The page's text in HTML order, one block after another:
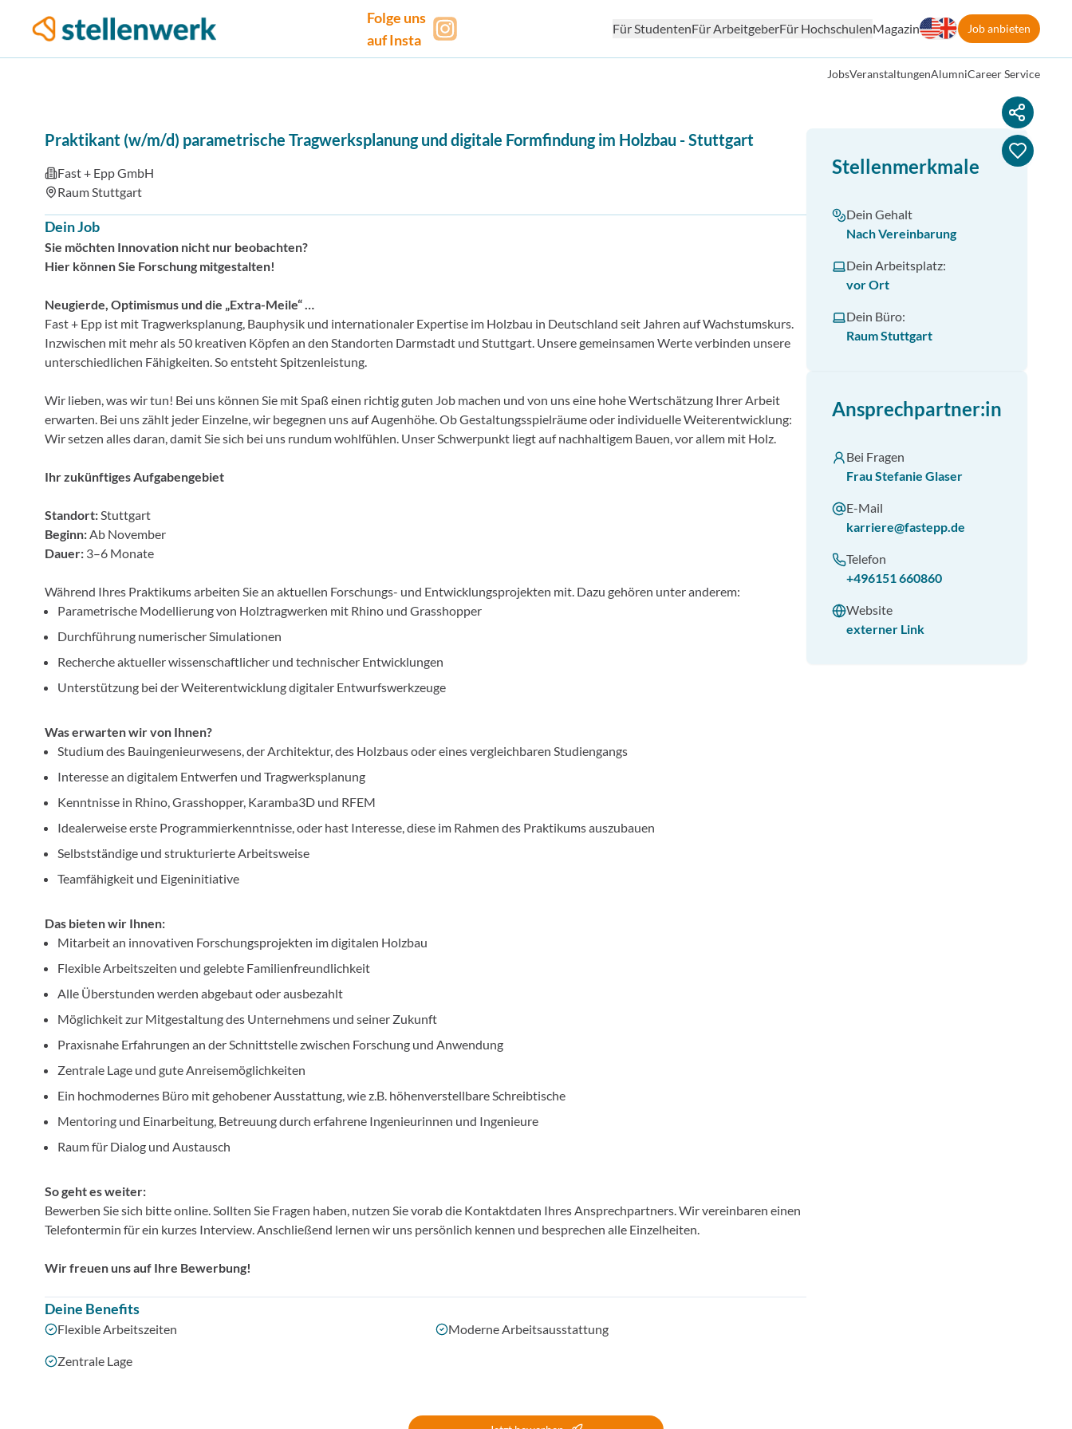
Folge uns
auf Insta
Für StudentenFür ArbeitgeberFür HochschulenMagazin Job anbieten
JobsVeranstaltungenAlumniCareer Service
Praktikant (w/m/d) parametrische Tragwerksplanung und digitale Formfindung im Holzbau -Stuttgart
Fast + Epp GmbH
Raum Stuttgart
Dein Job
Sie möchten Innovation nicht nur beobachten?
Hier können Sie Forschung mitgestalten!
Neugierde, Optimismus und die „Extra-Meile“ …
Fast + Epp ist mit Tragwerksplanung, Bauphysik und internationaler Expertise im Holzbau in Deutschland seit Jahren auf Wachstumskurs.
Inzwischen mit mehr als 50 kreativen Köpfen an den Standorten Darmstadt und Stuttgart. Unsere gemeinsamen Werte verbinden unsere
unterschiedlichen Fähigkeiten. So entsteht Spitzenleistung.
Wir lieben, was wir tun! Bei uns können Sie mit Spaß einen richtig guten Job machen und von uns eine hohe Wertschätzung Ihrer Arbeit
erwarten. Bei uns zählt jeder Einzelne, wir begegnen uns auf Augenhöhe. Ob Gestaltungsspielräume oder individuelle Weiterentwicklung:
Wir setzen alles daran, damit Sie sich bei uns rundum wohlfühlen. Unser Schwerpunkt liegt auf nachhaltigem Bauen, vor allem mit Holz.
Ihr zukünftiges Aufgabengebiet
Standort:Stuttgart
Beginn:Ab November
Dauer: 3–6 Monate
Während Ihres Praktikums arbeiten Sie an aktuellen Forschungs- und Entwicklungsprojekten mit. Dazu gehören unter anderem:
Parametrische Modellierung von Holztragwerken mit Rhino und Grasshopper
Durchführung numerischer Simulationen
Recherche aktueller wissenschaftlicher und technischer Entwicklungen
Unterstützung bei der Weiterentwicklung digitaler Entwurfswerkzeuge
Was erwarten wir von Ihnen?
Studium des Bauingenieurwesens, der Architektur, des Holzbaus oder eines vergleichbaren Studiengangs
Interesse an digitalem Entwerfen und Tragwerksplanung
Kenntnisse in Rhino, Grasshopper, Karamba3D und RFEM
Idealerweise erste Programmierkenntnisse, oder hast Interesse, diese im Rahmen des Praktikums auszubauen
Selbstständige und strukturierte Arbeitsweise
Teamfähigkeit und Eigeninitiative
Das bieten wir Ihnen:
Mitarbeit an innovativen Forschungsprojekten im digitalen Holzbau
Flexible Arbeitszeiten und gelebte Familienfreundlichkeit
Alle Überstunden werden abgebaut oder ausbezahlt
Möglichkeit zur Mitgestaltung des Unternehmens und seiner Zukunft
Praxisnahe Erfahrungen an der Schnittstelle zwischen Forschung und Anwendung
Zentrale Lage und gute Anreisemöglichkeiten
Ein hochmodernes Büro mit gehobener Ausstattung, wie z.B. höhenverstellbare Schreibtische
Mentoring und Einarbeitung, Betreuung durch erfahrene Ingenieurinnen und Ingenieure
Raum für Dialog und Austausch
So geht es weiter:
Bewerben Sie sich bitte online. Sollten Sie Fragen haben, nutzen Sie vorab die Kontaktdaten Ihres Ansprechpartners. Wir vereinbaren einen
Telefontermin für ein kurzes Interview. Anschließend lernen wir uns persönlich kennen und besprechen alle Einzelheiten.
Wir freuen uns auf Ihre Bewerbung!
Deine Benefits
Flexible Arbeitszeiten Moderne Arbeitsausstattung
Zentrale Lage
Stellenmerkmale
Dein Gehalt
Nach Vereinbarung
Dein Arbeitsplatz:
vor Ort
Dein Büro:
Raum Stuttgart
Ansprechpartner:in
Bei Fragen
Frau Stefanie Glaser
E-Mail
karriere@fastepp.de
Telefon
+496151 660860
Website
externer Link